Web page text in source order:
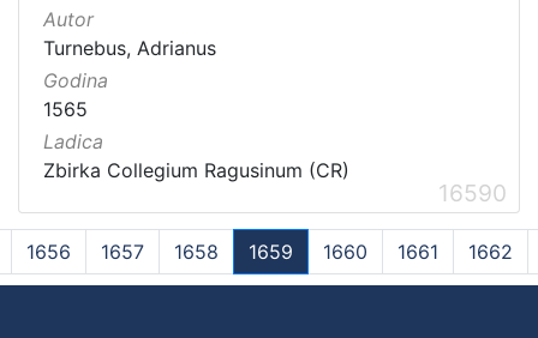
Autor
Turnebus, Adrianus
Godina
1565
Ladica
Zbirka Collegium Ragusinum (CR)
16590
1656 1657 1658
1659
(current)
1660 1661 1662